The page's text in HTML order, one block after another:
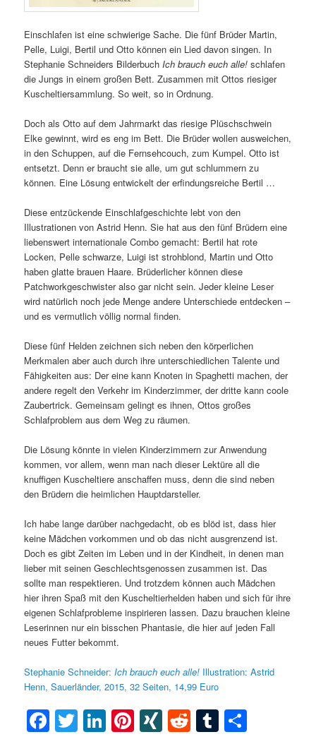
Einschlafen ist eine schwierige Sache. Die fünf Brüder Martin,
Pelle, Luigi, Bertil und Otto können ein Lied davon singen. In
Stephanie Schneiders Bilderbuch Ich brauch euch alle! schlafen
die Jungs in einem großen Bett. Zusammen mit Ottos riesiger
Kuscheltiersammlung. So weit, so in Ordnung.
Doch als Otto auf dem Jahrmarkt das riesige Plüschschwein
Elke gewinnt, wird es eng im Bett. Die Brüder wollen ausweichen,
in den Schuppen, auf die Fernsehcouch, zum Kumpel. Otto ist
entsetzt. Denn er braucht sie alle, um gut schlummern zu
können. Eine Lösung entwickelt der erfindungsreiche Bertil …
Diese entzückende Einschlafgeschichte lebt von den
Illustrationen von Astrid Henn. Sie hat aus den fünf Brüdern eine
liebenswert internationale Combo gemacht: Bertil hat rote
Locken, Pelle schwarze, Luigi ist strohblond, Martin und Otto
haben glatte brauen Haare. Brüderlicher können diese
Patchworkgeschwister also gar nicht sein. Jeder kleine Leser
wird natürlich noch jede Menge andere Unterschiede entdecken –
und es vermutlich völlig normal finden.
Diese fünf Helden zeichnen sich neben den körperlichen
Merkmalen aber auch durch ihre unterschiedlichen Talente und
Fähigkeiten aus: Der eine kann Knoten in Spaghetti machen, der
andere regelt den Verkehr im Kinderzimmer, der dritte kann coole
Zaubertrick. Gemeinsam gelingt es ihnen, Ottos großes
Schlafproblem aus dem Weg zu räumen.
Die Lösung könnte in vielen Kinderzimmern zur Anwendung
kommen, vor allem, wenn man nach dieser Lektüre all die
knuffigen Kuscheltiere anschaffen muss, denn die sind neben
den Brüdern die heimlichen Hauptdarsteller.
Ich habe lange darüber nachgedacht, ob es blöd ist, dass hier
keine Mädchen vorkommen und ob das nicht ausgrenzend ist.
Doch es gibt Zeiten im Leben und in der Kindheit, in denen man
lieber mit seinen Geschlechtsgenossen zusammen ist. Das
sollte man respektieren. Und trotzdem können auch Mädchen
hier ihren Spaß mit den Kuscheltierhelden haben und sich für ihre
eigenen Schlafprobleme inspirieren lassen. Dazu brauchen kleine
Leserinnen nur ein bisschen Phantasie, die hier auf jeden Fall
neues Futter bekommt.
Stephanie Schneider:Ich brauch euch alle! Illustration: Astrid
Henn, Sauerländer, 2015, 32 Seiten, 14,99 Euro
Facebook
Twitter
LinkedIn
Pinterest
XINGRedditTumblr